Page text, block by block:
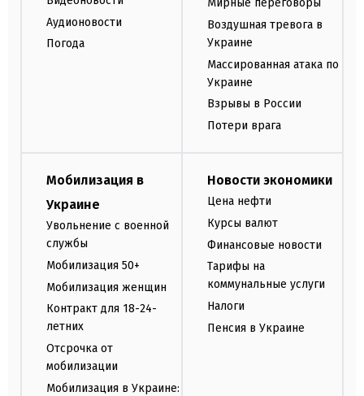
Аудионовости
Погода
Мирные переговоры
Воздушная тревога в
Украине
Массированная атака по
Украине
Взрывы в России
Потери врага
Мобилизация в
Украине
Увольнение с военной
службы
Мобилизация 50+
Мобилизация женщин
Контракт для 18-24-
летних
Отсрочка от
мобилизации
Мобилизация в Украине:
Новости экономики
Цена нефти
Курсы валют
Финансовые новости
Тарифы на
коммунальные услуги
Налоги
Пенсия в Украине